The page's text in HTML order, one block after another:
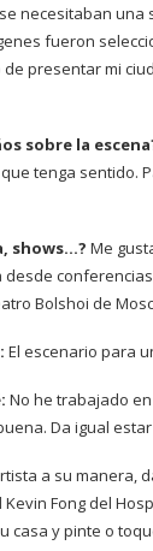
necesitaban
fueron
presentar mi
sobre la
tenga sentido.
shows…? Me
Bolshoi de
El escenario para
No he trabajado
Da igual
a su manera,
Fong del
casa y pinte o